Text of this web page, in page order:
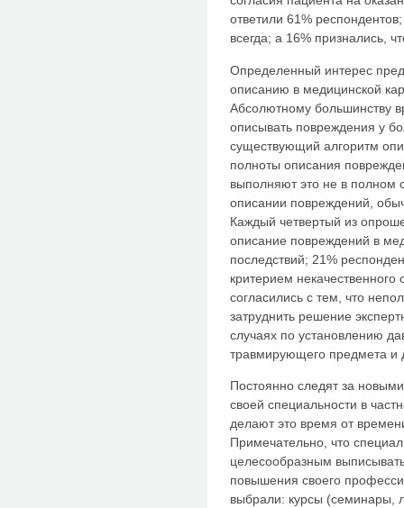
ответили 61%
всегда; а 16% признались,
Определенный интерес
описанию в медицинской
Абсолютному большинству
описывать повреждения у
существующий алгоритм
полноты описания
выполняют это не в полном
описании повреждений,
Каждый четвертый из
описание повреждений в
последствий; 21%
критерием
согласились с тем, что
затруднить решение
случаях по установлению
травмирующего предмета и
Постоянно следят за
своей специальности в
делают это время от
Примечательно, что
целесообразным
повышения своего
выбрали: курсы (семинары,